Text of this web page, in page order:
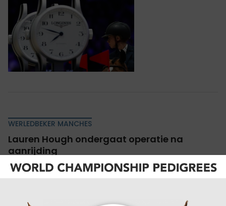
WERLEDBEKER MANCHES
Lauren Hough ondergaat operatie na
aanrijding
De Amerikaanse amazone Lauren Hough laat op